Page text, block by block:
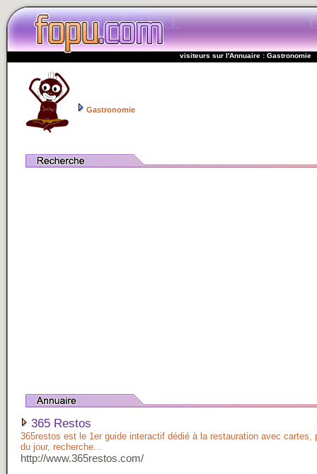
visiteurs sur l'Annuaire : Gastronomie
Gastronomie
365 Restos
365restos est le 1er guide interactif dédié à la restauration avec cartes,
du jour, recherche...
http://www.365restos.com/